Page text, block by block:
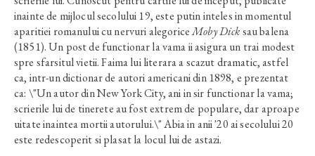
inainte de mijlocul secolului 19, este putin inteles in momentul
aparitiei romanului cu nervuri alegoriceMoby Dicksau balena
(1851). Un post de functionar la vama ii asigura un trai modest
spre sfarsitul vietii. Faima lui literara a scazut dramatic, astfel
ca, intr-un dictionar de autori americani din 1898, e prezentat
ca: \"Un autor din New York City, ani in sir functionar la vama;
scrierile lui de tinerete au fost extrem de populare, dar aproape
uitate inaintea mortii autorului.\" Abia in anii '20 ai secolului 20
este redescoperit si plasat la locul lui de astazi.